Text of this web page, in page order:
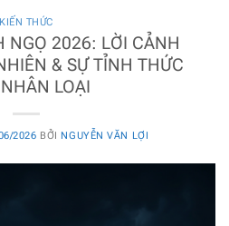
KIẾN THỨC
NGỌ 2026: LỜI CẢNH
& SỰ TỈNH THỨC
LOẠI
2026 BỞI NGUYỄN VĂN LỢI